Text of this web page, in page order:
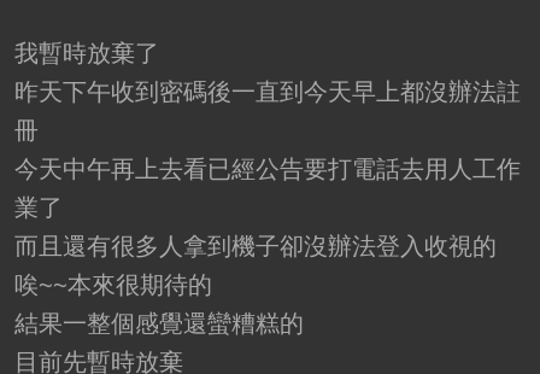
我暫時放棄了
昨天下午收到密碼後一直到今天早上都沒辦法註
冊
今天中午再上去看已經公告要打電話去用人工作
業了
而且還有很多人拿到機子卻沒辦法登入收視的
唉~~本來很期待的
結果一整個感覺還蠻糟糕的
目前先暫時放棄